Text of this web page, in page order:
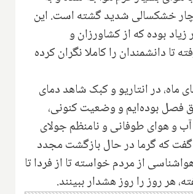
خشکسالی شدید گشته است. این
زیاد بوده که از کشاورزان و
تا دانشمندان را کاملا نگران کرده
ماه، در انتاریو و کبک شاهد دمای
فصل بوده‌ایم و وضعیت کنونی،
آب و هوای طوفانی و نامنظم جولای
گفت که گرما در حال بازگشت مجدد
از مردم خواسته تا از فردا تا
هر روز را روز هشدار ببینند.